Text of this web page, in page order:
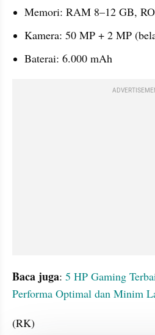
Memori: RAM 8–12 GB,
Kamera: 50 MP + 2 MP
Baterai: 6.000 mAh
Baca juga: 5 HP Gaming
Performa Optimal dan Minim
(RK)